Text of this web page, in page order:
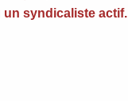
syndicaliste actif.